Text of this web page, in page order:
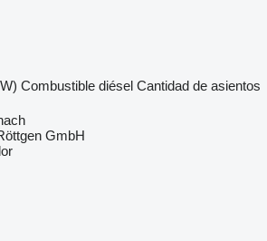
Combustible diésel Cantidad de asientos
GmbH